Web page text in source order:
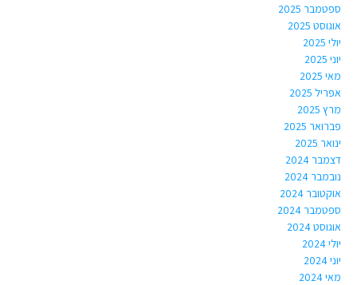
ספטמבר 2025
אוגוסט 2025
יולי 2025
יוני 2025
מאי 2025
אפריל 2025
מרץ 2025
פברואר 2025
ינואר 2025
דצמבר 2024
נובמבר 2024
אוקטובר 2024
ספטמבר 2024
אוגוסט 2024
יולי 2024
יוני 2024
מאי 2024